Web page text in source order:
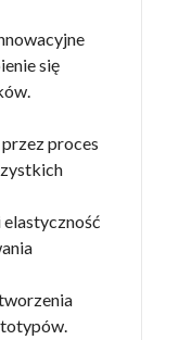
się
proces